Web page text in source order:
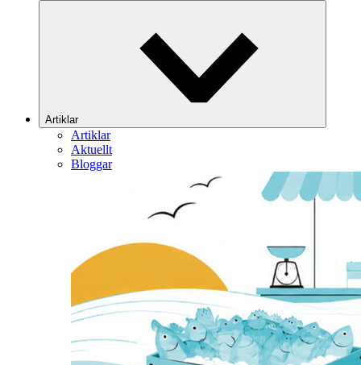
Artiklar
Artiklar
Aktuellt
Bloggar